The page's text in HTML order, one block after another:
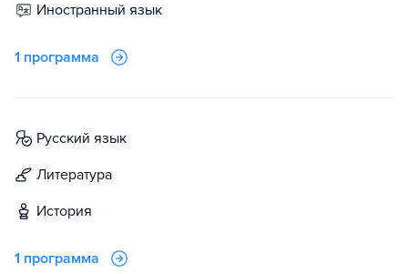
иностранный язык
1 программа
русский язык
литература
история
1 программа